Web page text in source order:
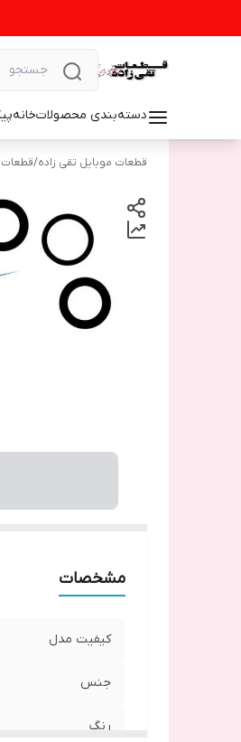
دسته‌بندی محصولاتخانه
قطعات موبایل تقی زاده/قطعات
مشخصات
کیفیت مدل
جنس
رنگ